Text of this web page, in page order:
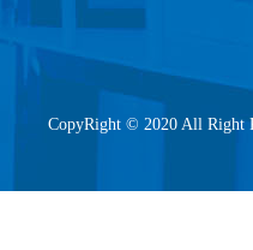
CopyRight © 2020 All Right